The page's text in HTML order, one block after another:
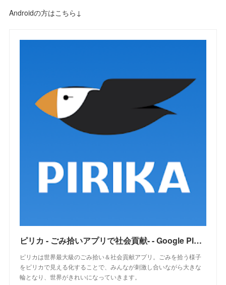
Androidの方はこちら↓
ピリカ - ごみ拾いアプリで社会貢献- - Google Play のアプリ
ピリカは世界最大級のごみ拾い＆社会貢献アプリ。ごみを拾う様子
をピリカで見える化することで、みんなが刺激し合いながら大きな
輪となり、世界がきれいになっていきます。